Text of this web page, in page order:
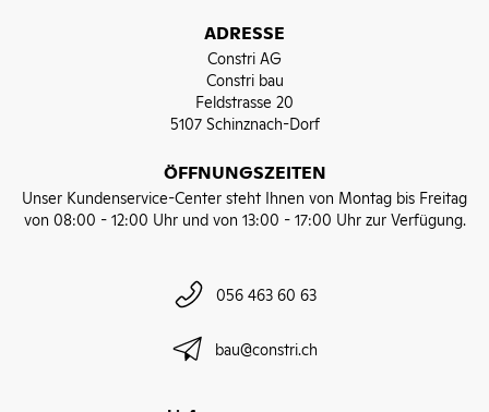
ADRESSE
Constri AG
Constri bau
Feldstrasse 20
5107 Schinznach-Dorf
ÖFFNUNGSZEITEN
Unser Kundenservice-Center steht Ihnen von Montag bis Freitag
von 08:00 - 12:00 Uhr und von 13:00 - 17:00 Uhr zur Verfügung.
056 463 60 63
bau@constri.ch